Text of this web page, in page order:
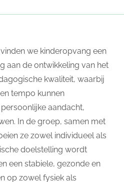
we kinderopvang een
aan de ontwikkeling van het
kwaliteit, waarbij
tempo kunnen
aandacht,
In de groep, samen met
ze zowel individueel als
doelstelling wordt
een stabiele, gezonde en
op zowel fysiek als